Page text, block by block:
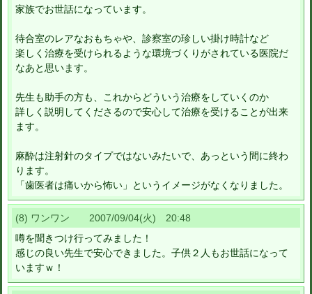
家族でお世話になっています。
待合室のレアなおもちゃや、診察室の珍しい掛け時計など
楽しく治療を受けられるような環境づくりがされている医院だ
なあと思います。
先生も助手の方も、これからどういう治療をしていくのか
詳しく説明してくださるので安心して治療を受けることが出来
ます。
麻酔は注射針のタイプではないみたいで、あっという間に終わ
ります。
「歯医者は痛いから怖い」というイメージがなくなりました。
(8) ワンワン 2007/09/04(火) 20:48
噂を聞きつけ行ってみました！
感じの良い先生で安心できました。子供２人もお世話になって
いますｗ！